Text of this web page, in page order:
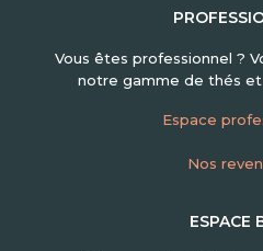
Vous êtes professionnel ?
notre gamme de thés et
Espace
Nos
ESPACE